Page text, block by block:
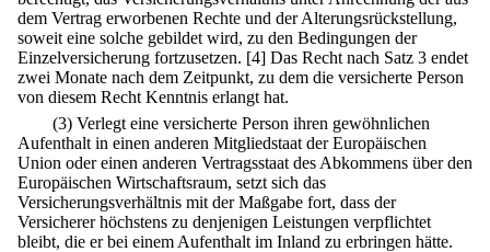
dem Vertrag erworbenen Rechte und der Alterungsrückstellung,
soweit eine solche gebildet wird, zu den Bedingungen der
Einzelversicherung fortzusetzen. [4] Das Recht nach Satz 3 endet
zwei Monate nach dem Zeitpunkt, zu dem die versicherte Person
von diesem Recht Kenntnis erlangt hat.
(3) Verlegt eine versicherte Person ihren gewöhnlichen
Aufenthalt in einen anderen Mitgliedstaat der Europäischen
Union oder einen anderen Vertragsstaat des Abkommens über den
Europäischen Wirtschaftsraum, setzt sich das
Versicherungsverhältnis mit der Maßgabe fort, dass der
Versicherer höchstens zu denjenigen Leistungen verpflichtet
bleibt, die er bei einem Aufenthalt im Inland zu erbringen hätte.